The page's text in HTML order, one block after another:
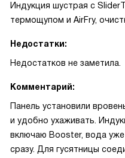
Индукция шустрая с
термощупом и AirFry,
Недостатки:
Недостатков не заметила.
Комментарий:
Панель установили
и удобно ухаживать.
включаю Booster, вода
сразу. Для гусятницы